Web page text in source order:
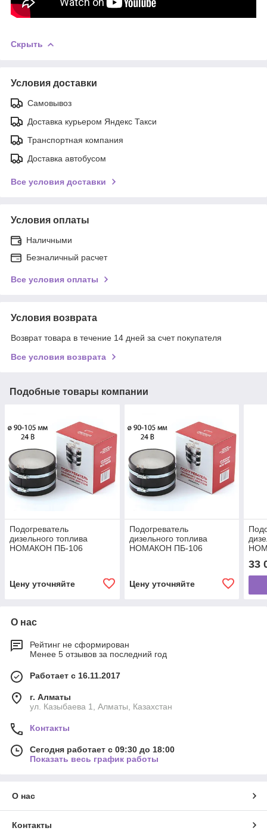
Скрыть
Условия доставки
Самовывоз
Доставка курьером Яндекс Такси
Транспортная компания
Доставка автобусом
Все условия доставки
Условия оплаты
Наличными
Безналичный расчет
Все условия оплаты
Условия возврата
Возврат товара в течение 14 дней за счет покупателя
Все условия возврата
Подобные товары компании
Подогреватель
дизельного топлива
НОМАКОН ПБ-106
Цену уточняйте
Подогреватель
дизельного топлива
НОМАКОН ПБ-106
Цену уточняйте
33
О нас
Рейтинг не сформирован
Менее 5 отзывов за последний год
Работает с 16.11.2017
г. Алматы
ул. Казыбаева 1, Алматы, Казахстан
Контакты
Сегодня работает с 09:30 до 18:00
Показать весь график работы
О нас
Контакты